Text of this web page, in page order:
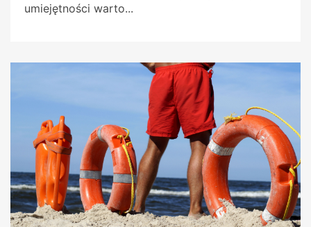
umiejętności warto...